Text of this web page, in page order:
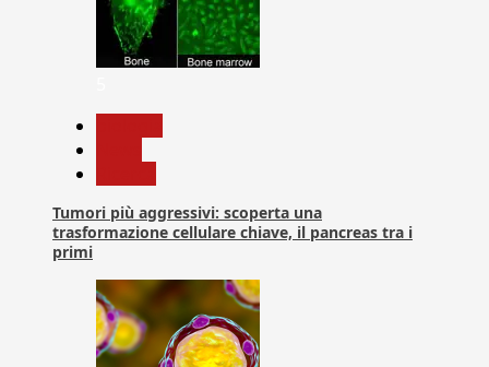
Tumori più aggressivi: scoperta una
trasformazione cellulare chiave, il pancreas tra i
primi